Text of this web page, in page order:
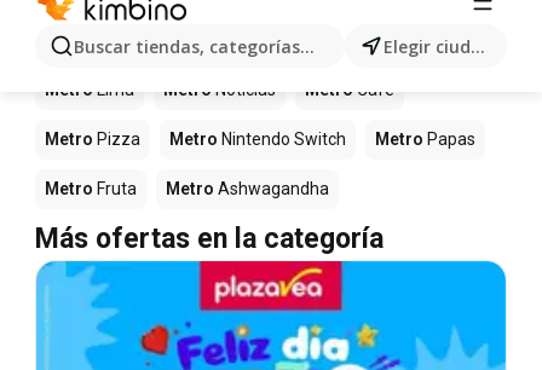
Buscar tiendas, categorías, productos... Elegir ciudad
término.
Más productos en tiendas Metro
Metro Lima Metro Noticias Metro Café
Metro Pizza Metro Nintendo Switch Metro Papas
Metro Fruta Metro Ashwagandha
Más ofertas en la categoría